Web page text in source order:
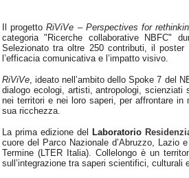
Il progettoRiViVe – Perspectives for
categoria "Ricerche collaborative NBFC"
Selezionato tra oltre 250 contributi, il poster
l’efficacia comunicativa e l’impatto visivo.
RiViVe , ideato nell’ambito dello Spoke 7 del
dialogo ecologi, artisti, antropologi, scienziati
nei territori e nei loro saperi, per affrontare
sua ricchezza.
La prima edizione del Laboratorio
cuore del Parco Nazionale d’Abruzzo,
Termine (LTER Italia). Collelongo è un
sull’integrazione tra saperi scientifici, culturali